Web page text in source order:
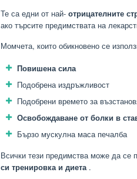
Те са едни от най- отрицателните
ако търсите предимствата на
Момчета, които обикновено се
Повишена сила
Подобрена издръжливост
Подобрени времето за
Освобождаване от болки в
Бързо мускулна маса печалба
Всички тези предимства може да се
си тренировка и диета.